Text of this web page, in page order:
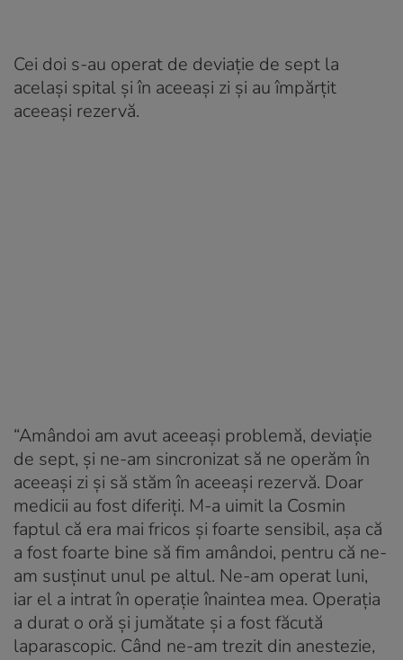
Cei doi s-au operat de deviație de sept la
același spital și în aceeași zi și au împărțit
aceeași rezervă.
“Amândoi am avut aceeași problemă, deviație
de sept, și ne-am sincronizat să ne operăm în
aceeași zi și să stăm în aceeași rezervă. Doar
medicii au fost diferiți. M-a uimit la Cosmin
faptul că era mai fricos și foarte sensibil, așa că
a fost foarte bine să fim amândoi, pentru că ne-
am susținut unul pe altul. Ne-am operat luni,
iar el a intrat în operație înaintea mea. Operația
a durat o oră și jumătate și a fost făcută
laparascopic. Când ne-am trezit din anestezie,